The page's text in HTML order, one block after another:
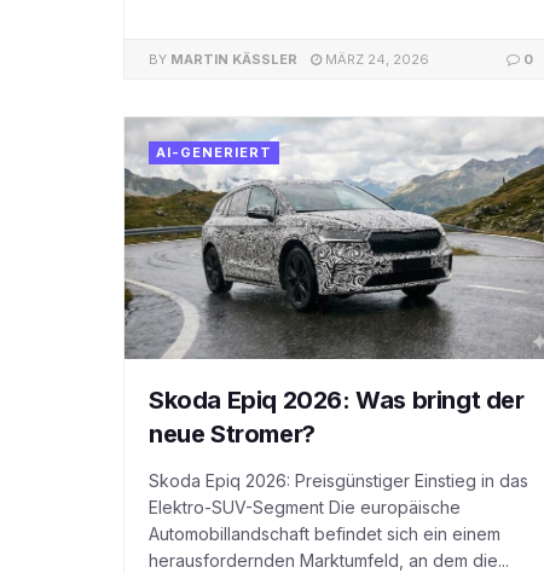
BY MARTIN KÄSSLER MÄRZ 24, 2026 0
AI-GENERIERT
Skoda Epiq 2026: Was bringt der
neue Stromer?
Skoda Epiq 2026: Preisgünstiger Einstieg in das
Elektro-SUV-Segment Die europäische
Automobillandschaft befindet sich ein einem
herausfordernden Marktumfeld, an dem die...